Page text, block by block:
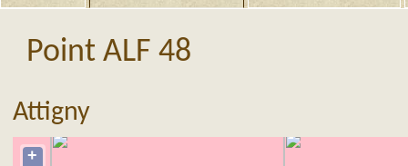
Point ALF 48
Attigny
+